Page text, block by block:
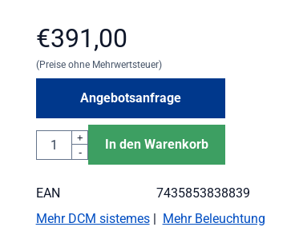
€391,00
(Preise ohne Mehrwertsteuer)
Angebotsanfrage
Anzahl
+
-
In den Warenkorb
EAN
7435853838839
Mehr DCM sistemes| Mehr Beleuchtung